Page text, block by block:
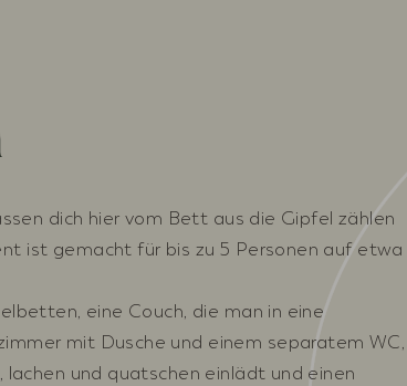
dich hier vom Bett aus die Gipfel zählen
ist gemacht für bis zu 5 Personen auf etwa
eine Couch, die man in eine
mit Dusche und einem separatem WC,
lachen und quatschen einlädt und einen